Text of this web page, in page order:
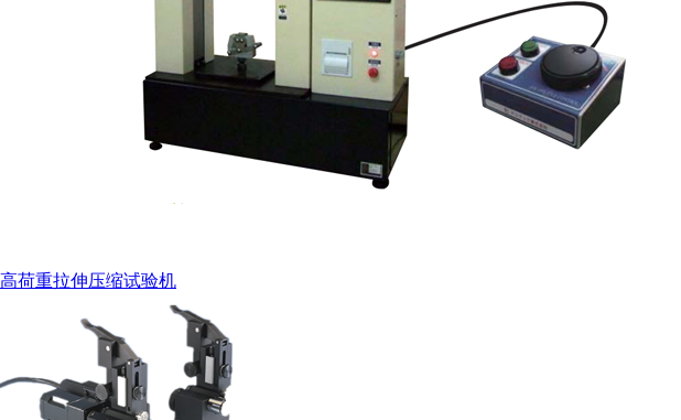
高荷重拉伸压缩试验机